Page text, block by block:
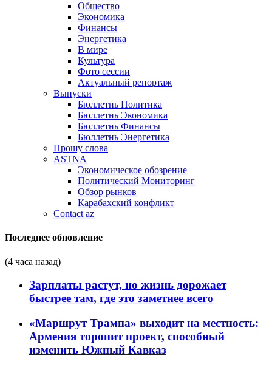
Общество
Экономика
Финансы
Энергетика
В мире
Культура
Фото сессии
Актуальный репортаж
Выпуски
Бюллетнь Политика
Бюллетнь Экономика
Бюллетнь Финансы
Бюллетнь Энергетика
Прошу слова
ASTNA
Экономическое обозрение
Политический Мониторинг
Обзор рынков
Карабахский конфликт
Contact az
Последнее обновление
(4 часа назад)
Зарплаты растут, но жизнь дорожает
быстрее там, где это заметнее всего
«Маршрут Трампа» выходит на местность:
Армения торопит проект, способный
изменить Южный Кавказ